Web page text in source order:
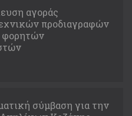
αγοράς
προδιαγραφών
φορητών
σύμβαση για την